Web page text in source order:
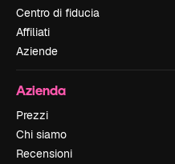
Centro di fiducia
Affiliati
Aziende
Azienda
Prezzi
Chi siamo
Recensioni